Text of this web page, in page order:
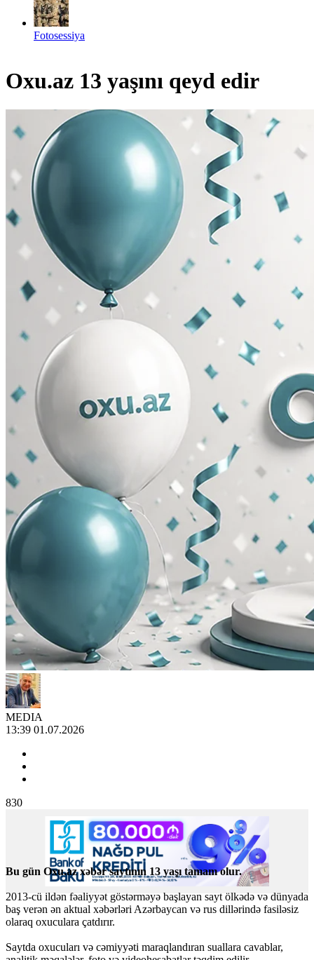
Fotosessiya
Oxu.az 13 yaşını qeyd edir
MEDIA
13:39 01.07.2026
830
Bu gün Oxu.az xəbər saytının 13 yaşı tamam olur.
2013-cü ildən fəaliyyət göstərməyə başlayan sayt ölkədə və dünyada
baş verən ən aktual xəbərləri Azərbaycan və rus dillərində fasiləsiz
olaraq oxuculara çatdırır.
Saytda oxucuları və cəmiyyəti maraqlandıran suallara cavablar,